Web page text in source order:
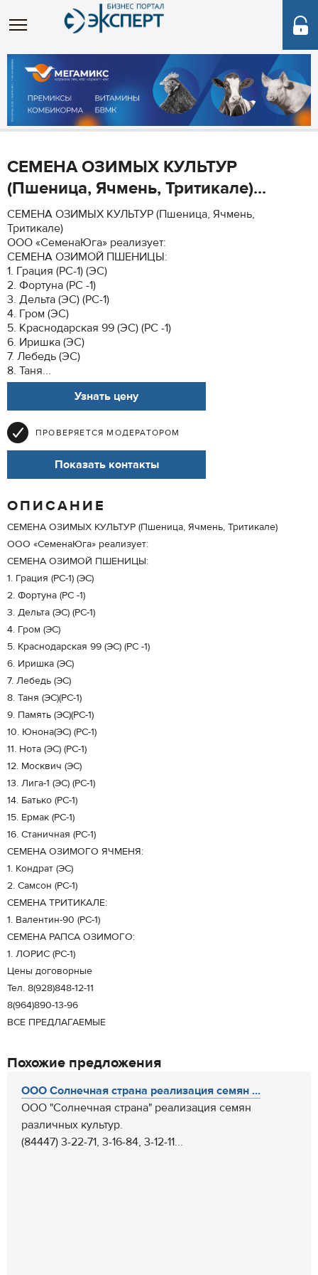
СЕМЕНА ОЗИМЫХ КУЛЬТУР
(Пшеница, Ячмень, Тритикале)...
СЕМЕНА ОЗИМЫХ КУЛЬТУР (Пшеница, Ячмень,
Тритикале)
ООО «СеменаЮга» реализует:
СЕМЕНА ОЗИМОЙ ПШЕНИЦЫ:
1. Грация (РС-1) (ЭС)
2. Фортуна (РС -1)
3. Дельта (ЭС) (РС-1)
4. Гром (ЭС)
5. Краснодарская 99 (ЭС) (РС -1)
6. Иришка (ЭС)
7. Лебедь (ЭС)
8. Таня...
Узнать цену
ПРОВЕРЯЕТСЯ МОДЕРАТОРОМ
Показать контакты
ОПИСАНИЕ
СЕМЕНА ОЗИМЫХ КУЛЬТУР (Пшеница, Ячмень, Тритикале)
ООО «СеменаЮга» реализует:
СЕМЕНА ОЗИМОЙ ПШЕНИЦЫ:
1. Грация (РС-1) (ЭС)
2. Фортуна (РС -1)
3. Дельта (ЭС) (РС-1)
4. Гром (ЭС)
5. Краснодарская 99 (ЭС) (РС -1)
6. Иришка (ЭС)
7. Лебедь (ЭС)
8. Таня (ЭС)(РС-1)
9. Память (ЭС)(РС-1)
10. Юнона(ЭС) (РС-1)
11. Нота (ЭС) (РС-1)
12. Москвич (ЭС)
13. Лига-1 (ЭС) (РС-1)
14. Батько (РС-1)
15. Ермак (РС-1)
16. Станичная (РС-1)
СЕМЕНА ОЗИМОГО ЯЧМЕНЯ:
1. Кондрат (ЭС)
2. Самсон (РС-1)
СЕМЕНА ТРИТИКАЛЕ:
1. Валентин-90 (РС-1)
СЕМЕНА РАПСА ОЗИМОГО:
1. ЛОРИС (РС-1)
Цены договорные
Тел. 8(928)848-12-11
8(964)890-13-96
ВСЕ ПРЕДЛАГАЕМЫЕ
Похожие предложения
ООО Солнечная страна реализация семян ...
ООО "Солнечная страна" реализация семян
различных культур.
(84447) 3-22-71, 3-16-84, 3-12-11...